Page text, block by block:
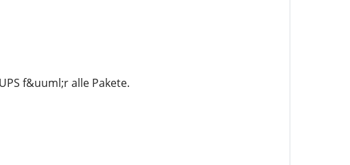
f&uuml;r alle Pakete.